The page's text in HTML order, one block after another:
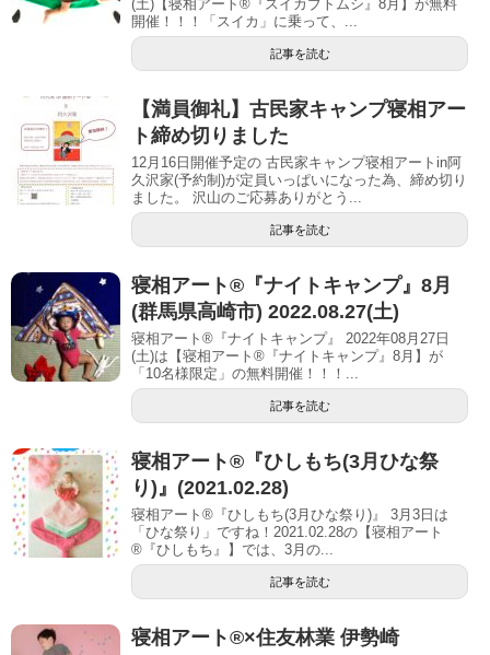
(土)【寝相アート®︎『スイカブトムシ』8月】が無料
開催！！！「スイカ」に乗って、...
記事を読む
【満員御礼】古民家キャンプ寝相アー
ト締め切りました
12月16日開催予定の 古民家キャンプ寝相アートin阿
久沢家(予約制)が定員いっぱいになった為、締め切り
ました。 沢山のご応募ありがとう...
記事を読む
寝相アート®︎『ナイトキャンプ』8月
(群馬県高崎市) 2022.08.27(土)
寝相アート®『ナイトキャンプ』 2022年08月27日
(土)は【寝相アート®︎『ナイトキャンプ』8月】が
「10名様限定」の無料開催！！！...
記事を読む
寝相アート®『ひしもち(3月ひな祭
り)』(2021.02.28)
寝相アート®『ひしもち(3月ひな祭り)』 3月3日は
「ひな祭り」ですね！2021.02.28の【寝相アート
®︎『ひしもち』】では、3月の...
記事を読む
寝相アート®︎×住友林業 伊勢崎